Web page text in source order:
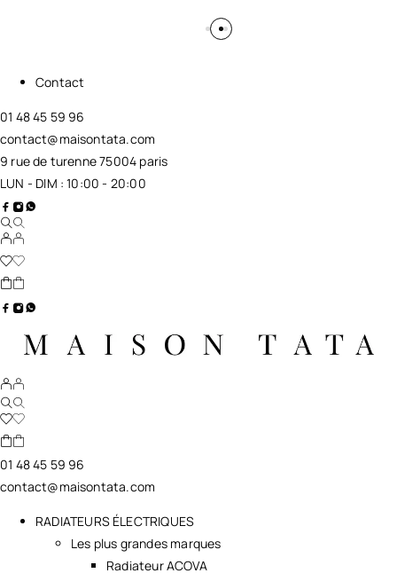
Contact
01 48 45 59 96
contact@maisontata.com
9 rue de turenne 75004 paris
LUN - DIM : 10:00 - 20:00
01 48 45 59 96
contact@maisontata.com
RADIATEURS ÉLECTRIQUES
Les plus grandes marques
Radiateur ACOVA